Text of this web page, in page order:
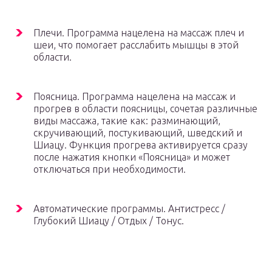
Плечи. Программа нацелена на массаж плеч и
шеи, что помогает расслабить мышцы в этой
области.
Поясница. Программа нацелена на массаж и
прогрев в области поясницы, сочетая различные
виды массажа, такие как: разминающий,
скручивающий, постукивающий, шведский и
Шиацу. Функция прогрева активируется сразу
после нажатия кнопки «Поясница» и может
отключаться при необходимости.
Автоматические программы. Антистресс /
Глубокий Шиацу / Отдых / Тонус.